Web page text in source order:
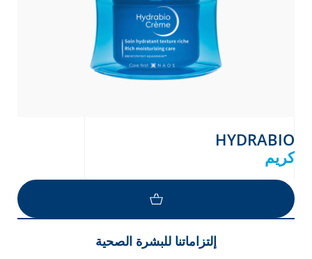
HYDRABIO
كريم
إلتزاماتنا للبشرة الصحية